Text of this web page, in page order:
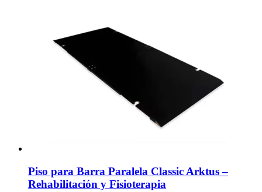
Piso para Barra Paralela Classic Arktus –
Rehabilitación y Fisioterapia